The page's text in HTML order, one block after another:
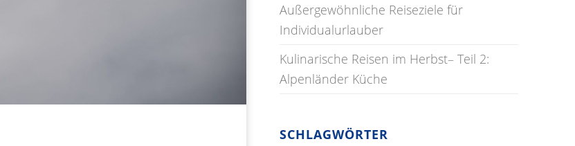
Außergewöhnliche Reiseziele für
Individualurlauber
Kulinarische Reisen im Herbst– Teil 2:
Alpenländer Küche
SCHLAGWÖRTER